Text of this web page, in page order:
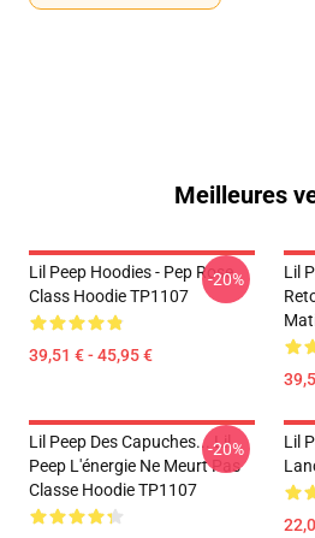
Meilleures
Lil Peep Hoodies - Pep Rose
Class Hoodie TP1107
39,51 € - 45,95 €
-20%
Lil
Lil Peep Des Capuches... Lil
Peep L'énergie Ne Meurt Pas
Classe Hoodie TP1107
-20%
Lil